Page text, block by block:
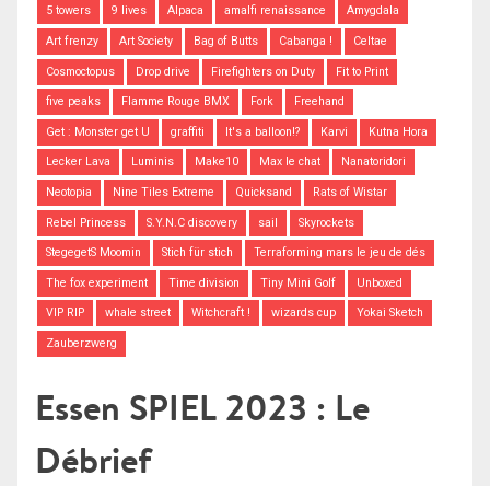
5 towers 9 lives Alpaca amalfi renaissance Amygdala
Art frenzy Art Society Bag of Butts Cabanga ! Celtae
Cosmoctopus Drop drive Firefighters on Duty Fit to Print
five peaks Flamme Rouge BMX Fork Freehand
Get : Monster get U graffiti It's a balloon!? Karvi Kutna Hora
Lecker Lava Luminis Make10 Max le chat Nanatoridori
Neotopia Nine Tiles Extreme Quicksand Rats of Wistar
Rebel Princess S.Y.N.C discovery sail Skyrockets
StegegetS Moomin Stich für stich Terraforming mars le jeu de dés
The fox experiment Time division Tiny Mini Golf Unboxed
VIP RIP whale street Witchcraft ! wizards cup Yokai Sketch
Zauberzwerg
Essen SPIEL 2023 : Le
Débrief